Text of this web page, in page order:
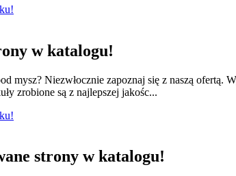
w katalogu!
mysz? Niezwłocznie zapoznaj się z naszą ofertą.
zrobione są z najlepszej jakośc...
strony w katalogu!